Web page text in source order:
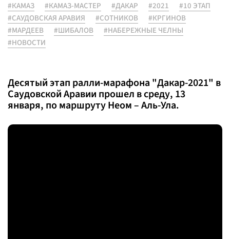
#КАМАЗ #КАМАЗ-МАСТЕР #ДАКАР #2021
#10 ЭТАП
#САУДОВСКАЯ АРАВИЯ
#СОТНИКОВ
#КРГИНОВ
#МАРДЕЕВ
#ШИБАЛОВ
#НАБЕРЕЖНЫЕ ЧЕЛНЫ
#НОВОСТИ
Десятый этап ралли-марафона "Дакар-2021" в
Саудовской Аравии прошел в среду, 13
января, по маршруту Неом – Аль-Ула.